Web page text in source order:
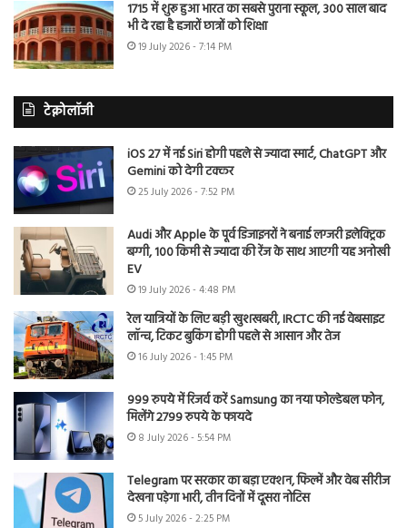
1715 में शुरू हुआ भारत का सबसे पुराना स्कूल, 300 साल बाद
भी दे रहा है हजारों छात्रों को शिक्षा
19 July 2026 - 7:14 PM
टेक्नोलॉजी
iOS 27 में नई Siri होगी पहले से ज्यादा स्मार्ट, ChatGPT और
Gemini को देगी टक्कर
25 July 2026 - 7:52 PM
Audi और Apple के पूर्व डिजाइनरों ने बनाई लग्जरी इलेक्ट्रिक
बग्गी, 100 किमी से ज्यादा की रेंज के साथ आएगी यह अनोखी
EV
19 July 2026 - 4:48 PM
रेल यात्रियों के लिए बड़ी खुशखबरी, IRCTC की नई वेबसाइट
लॉन्च, टिकट बुकिंग होगी पहले से आसान और तेज
16 July 2026 - 1:45 PM
999 रुपये में रिजर्व करें Samsung का नया फोल्डेबल फोन,
मिलेंगे 2799 रुपये के फायदे
8 July 2026 - 5:54 PM
Telegram पर सरकार का बड़ा एक्शन, फिल्में और वेब सीरीज
देखना पड़ेगा भारी, तीन दिनों में दूसरा नोटिस
5 July 2026 - 2:25 PM